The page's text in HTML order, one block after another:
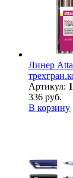
Линер
Артикул:
336 руб.
В корзину